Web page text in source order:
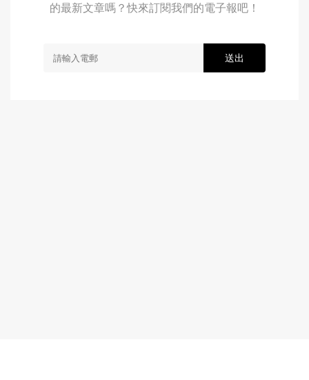
的最新文章嗎？快來訂閱我們的電子報吧！
送出